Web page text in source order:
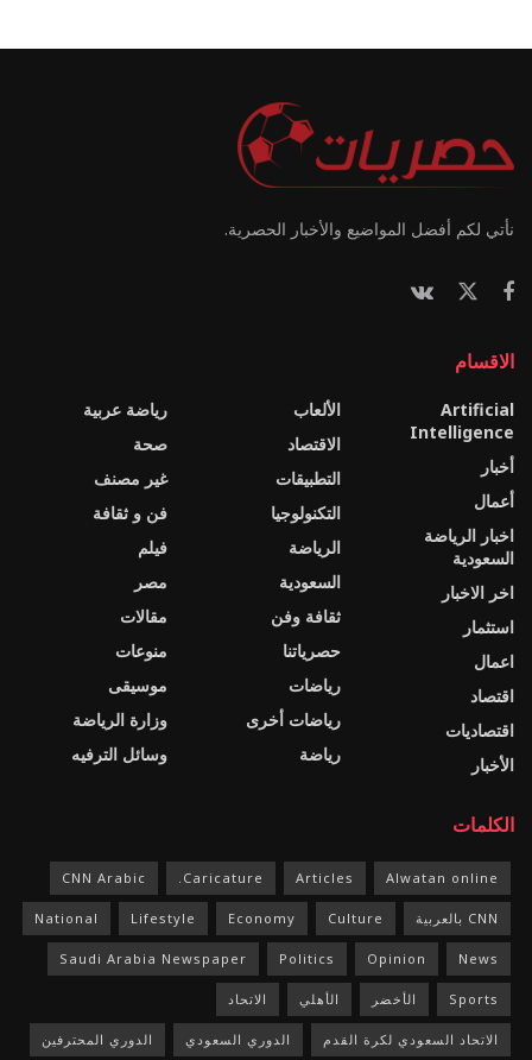
نأتي لكم أفضل المواضيع والأخبار الحصرية.
الاقسام
Artificial
Intelligence
أخبار
أعمال
اخبار الرياضة
السعودية
اخر الاخبار
استثمار
اعمال
اقتصاد
اقتصاديات
الأخبار
الألعاب
الاقتصاد
التطبيقات
التكنولوجيا
الرياضة
السعودية
ثقافة وفن
حصرياتنا
رياضات
رياضات أخرى
رياضة
رياضة عربية
صحة
غير مصنف
فن و ثقافة
فيلم
مصر
مقالات
منوعات
موسيقى
وزارة الرياضة
وسائل الترفيه
الكلمات
Alwatan online
Articles
Caricature.
CNN Arabic
CNN بالعربية Culture
Economy
Lifestyle
National
News
Opinion
Politics
Saudi Arabia Newspaper
Sports الأخضر الأهلي الاتحاد
الاتحاد السعودي لكرة القدم الدوري السعودي الدوري المحترفين